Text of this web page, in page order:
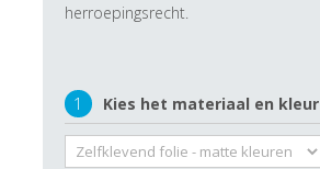
herroepingsrecht.
1 Kies het materiaal en kleur